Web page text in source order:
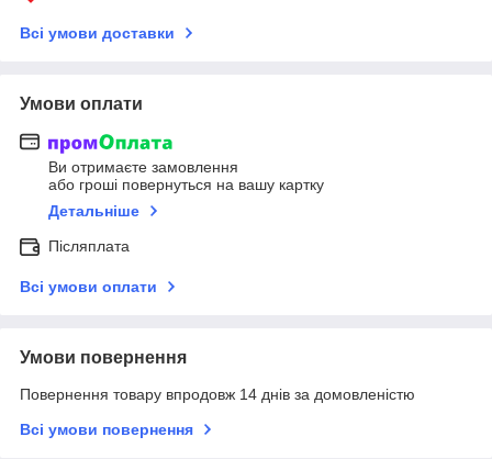
Всі умови доставки
Умови оплати
Ви отримаєте замовлення
або гроші повернуться на вашу картку
Детальніше
Післяплата
Всі умови оплати
Умови повернення
Повернення товару впродовж 14 днів за домовленістю
Всі умови повернення